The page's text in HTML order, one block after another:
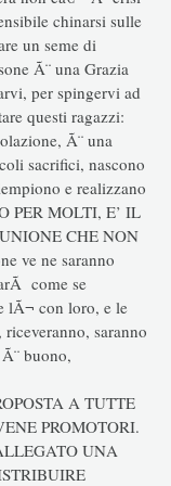
chinarsi sulle
un seme di
Ã¨ una Grazia
per spingervi ad
questi ragazzi:
Ã¨ una
sacrifici, nascono
e realizzano
PER MOLTI, E’ IL
CHE NON
ve ne saranno
come se
lÃ¬ con loro, e le
saranno
buono,
A TUTTE
PROMOTORI.
UNA